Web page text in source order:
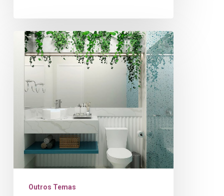
Decoração
banheiro:
veja
dicas
como
fazer
Outros Temas